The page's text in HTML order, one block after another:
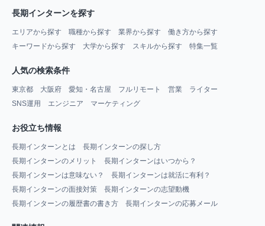
長期インターンを探す
エリアから探す 職種から探す 業界から探す
働き方から探す
キーワードから探す
大学から探す スキルから探す 特集一覧
人気の検索条件
東京都 大阪府 愛知・名古屋 フルリモート 営業
ライター
SNS運用
エンジニア マーケティング
お役立ち情報
長期インターンとは
長期インターンの探し方
長期インターンのメリット
長期インターンはいつから？
長期インターンは意味ない？
長期インターンは就活に有利？
長期インターンの面接対策
長期インターンの志望動機
長期インターンの履歴書の書き方
長期インターンの応募メール